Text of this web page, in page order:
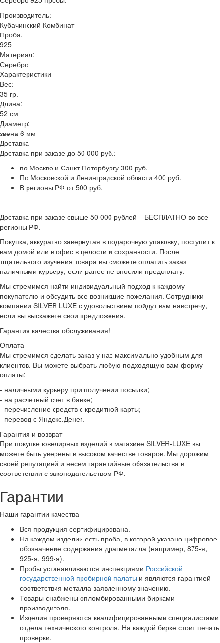
Производитель:
Кубачинский Комбинат
Проба:
925
Материал:
Серебро
Характеристики
Вес:
35 гр.
Длина:
52 см
Диаметр:
звена 6 мм
Доставка
Доставка при заказе до 50 000 руб.:
по Москве и Санкт-Петербургу 300 руб.
По Московской и Ленинградской области 400 руб.
В регионы РФ от 500 руб.
Доставка при заказе свыше 50 000 рублей – БЕСПЛАТНО во все
регионы РФ.
Покупка, аккуратно завернутая в подарочную упаковку, поступит к
вам домой или в офис в целости и сохранности. После
тщательного изучения товара вы сможете оплатить заказ
наличными курьеру, если ранее не вносили предоплату.
Мы стремимся найти индивидуальный подход к каждому
покупателю и обсудить все возникшие пожелания. Сотрудники
компании SILVER LUXE с удовольствием пойдут вам навстречу,
если вы выскажете свои предложения.
Гарантия качества обслуживания!
Оплата
Мы стремимся сделать заказ у нас максимально удобным для
клиентов. Вы можете выбрать любую подходящую вам форму
оплаты:
- наличными курьеру при получении посылки;
- на расчетный счет в банке;
- перечисление средств с кредитной карты;
- перевод с Яндекс.Денег.
Гарантия и возврат
При покупке ювелирных изделий в магазине SILVER-LUXE вы
можете быть уверены в высоком качестве товаров. Мы дорожим
своей репутацией и несем гарантийные обязательства в
соответствии с законодательством РФ.
Гарантии
Наши гарантии качества
Вся продукция сертифицирована.
На каждом изделии есть проба, в которой указано цифровое
обозначение содержания драгметалла (например, 875-я,
925-я, 999-я).
Пробы устанавливаются инспекциями Российской
государственной пробирной палаты и являются гарантией
соответствия металла заявленному значению.
Товары снабжены опломбированными бирками
производителя.
Изделия проверяются квалифицированными специалистами
отдела технического контроля. На каждой бирке стоит печать
проверки.